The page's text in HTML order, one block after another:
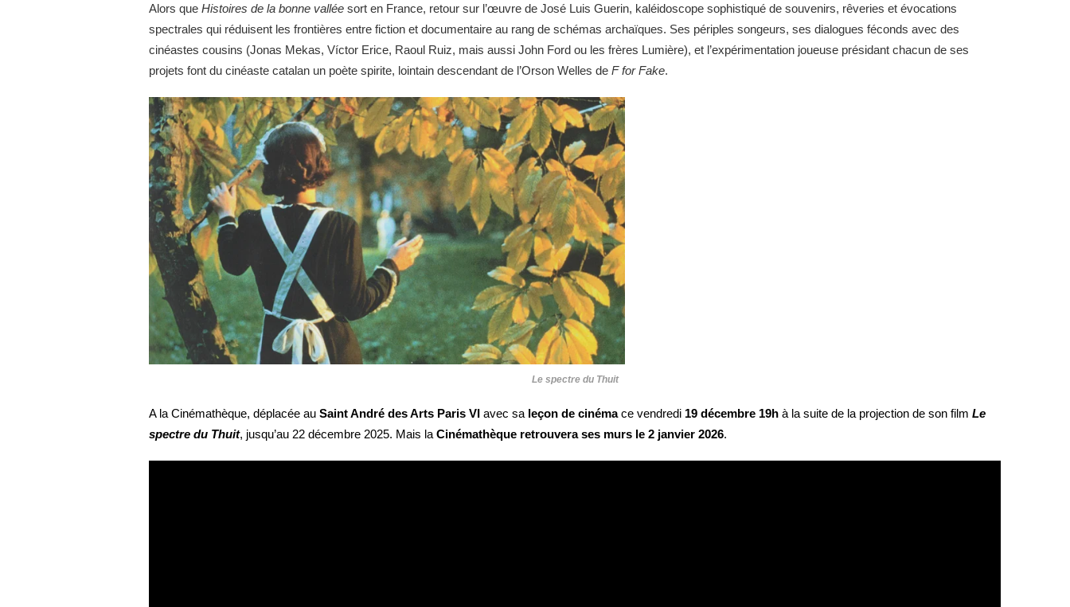
Alors que Histoires de la bonne vallée sort en France, retour sur l’œuvre de José Luis Guerin, kaléidoscope sophistiqué de souvenirs, rêveries et évocations
spectrales qui réduisent les frontières entre fiction et documentaire au rang de schémas archaïques. Ses périples songeurs, ses dialogues féconds avec des
cinéastes cousins (Jonas Mekas, Víctor Erice, Raoul Ruiz, mais aussi John Ford ou les frères Lumière), et l’expérimentation joueuse présidant chacun de ses
projets font du cinéaste catalan un poète spirite, lointain descendant de l’Orson Welles de F for Fake.
Le spectre du Thuit
A la Cinémathèque, déplacée au Saint André des Arts Paris VI avec sa leçon de cinémace vendredi 19 décembre 19h à la suite de la projection de son film Le
spectre du Thuit, jusqu’au 22 décembre 2025. Mais laCinémathèque retrouvera ses murs le 2 janvier 2026.